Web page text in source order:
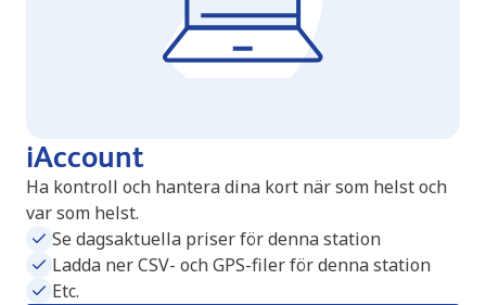
iAccount
Ha kontroll och hantera dina kort när som helst och
var som helst.
Se dagsaktuella priser för denna station
Ladda ner CSV- och GPS-filer för denna station
Etc.